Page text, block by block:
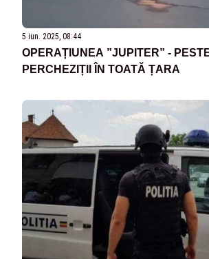
5 iun. 2025, 08:44
OPERAȚIUNEA ”JUPITER” -
PERCHEZIȚII ÎN TOATĂ ȚARA